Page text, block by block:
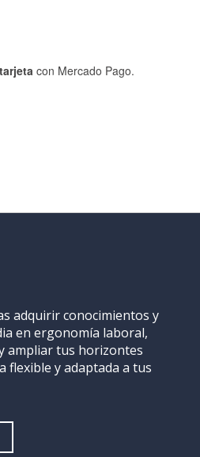
con Mercado Pago.
adquirir conocimientos y
en ergonomía laboral,
ampliar tus horizontes
flexible y adaptada a tus